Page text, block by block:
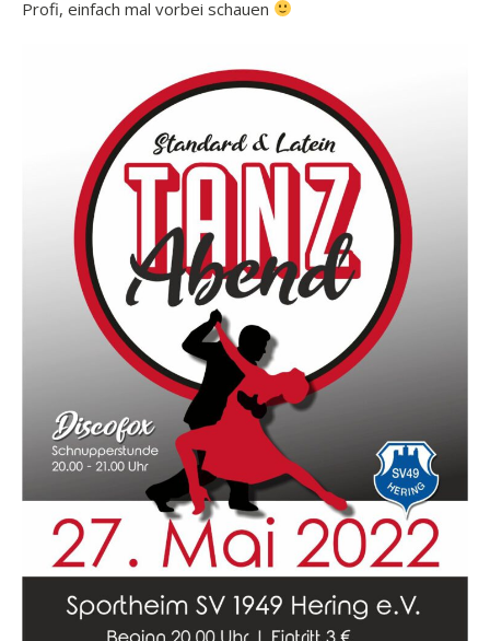
Profi, einfach mal vorbei schauen